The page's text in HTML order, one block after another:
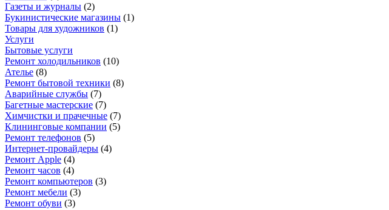
Газеты и журналы (2)
Букинистические магазины (1)
Товары для художников (1)
Услуги
Бытовые услуги
Ремонт холодильников (10)
Ателье (8)
Ремонт бытовой техники (8)
Аварийные службы (7)
Багетные мастерские (7)
Химчистки и прачечные (7)
Клининговые компании (5)
Ремонт телефонов (5)
Интернет-провайдеры (4)
Ремонт Apple (4)
Ремонт часов (4)
Ремонт компьютеров (3)
Ремонт мебели (3)
Ремонт обуви (3)